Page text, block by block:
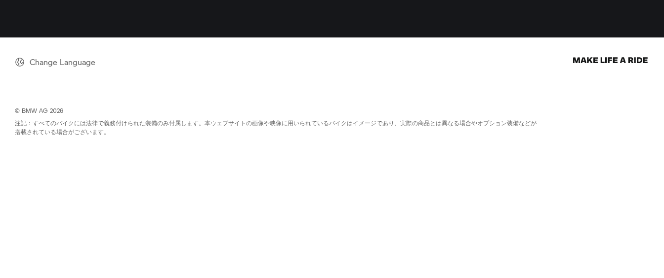
Change Language
© BMW AG 2026
注記：すべてのバイクには法律で義務付けられた装備のみ付属します。本ウェブサイトの画像や映像に用いられているバイクはイメージであり、実際の商品とは異なる場合やオプション装備などが
搭載されている場合がございます。